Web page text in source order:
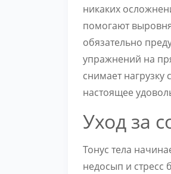
никаких
помогают
обязательно
упражнений на
снимает нагрузку
настоящее
Уход за
Тонус тела
недосып и стресс